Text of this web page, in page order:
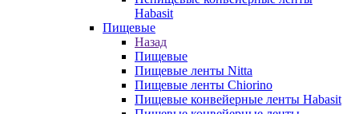
Habasit
Пищевые
Назад
Пищевые
Пищевые ленты Nitta
Пищевые ленты Chiorino
Пищевые конвейерные ленты Habasit